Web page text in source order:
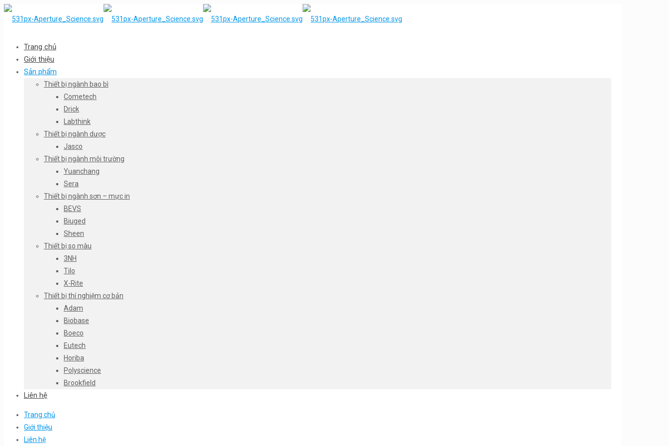
Trang chủ
Giới thiệu
Sản phẩm
Thiết bị ngành bao bì
Cometech
Drick
Labthink
Thiết bị ngành dược
Jasco
Thiết bị ngành môi trường
Yuanchang
Sera
Thiết bị ngành sơn – mực in
BEVS
Biuged
Sheen
Thiết bị so màu
3NH
Tilo
X-Rite
Thiết bị thí nghiệm cơ bản
Adam
Biobase
Boeco
Eutech
Horiba
Polyscience
Brookfield
Liên hệ
Trang chủ
Giới thiệu
Liên hệ